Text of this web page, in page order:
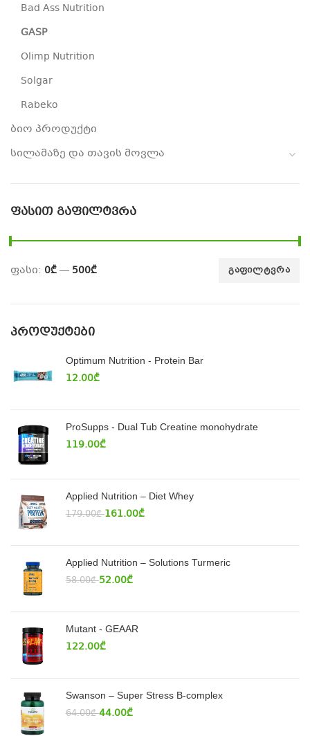
Bad Ass Nutrition
GASP
Olimp Nutrition
Solgar
Rabeko
ბიო პროდუქტი
სილამაზე და თავის მოვლა
ᲤᲐᲡᲘᲗ ᲒᲐᲤᲘᲚᲢᲕᲠᲐ
ᲒᲐᲤᲘᲚᲢᲕᲠᲐ
ფასი: 0₾— 500₾
ᲞᲠᲝᲓᲣᲥᲢᲔᲑᲘ
Optimum Nutrition - Protein Bar
12.00₾
ProSupps - Dual Tub Creatine monohydrate
119.00₾
Applied Nutrition – Diet Whey
179.00₾ 161.00₾
Applied Nutrition – Solutions Turmeric
58.00₾ 52.00₾
Mutant - GEAAR
122.00₾
Swanson – Super Stress B-complex
64.00₾ 44.00₾